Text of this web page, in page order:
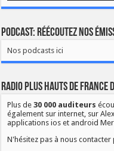
Podcast: Réécoutez nos
Nos podcasts ici
Radio Plus Hauts de France
Plus de30 000 auditeurs
également sur internet, sur
applications ios et android
N'hésitez pas à nous